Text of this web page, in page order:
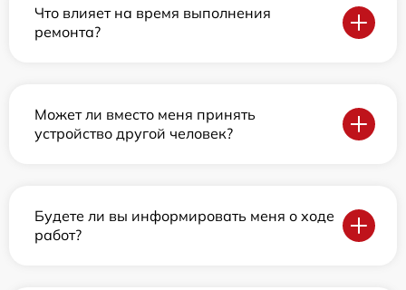
Что влияет на время выполнения
ремонта?
Может ли вместо меня принять
устройство другой человек?
Будете ли вы информировать меня о ходе
работ?